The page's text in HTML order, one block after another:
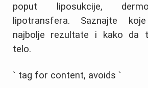
poput liposukcije,
lipotransfera. Saznajte
najbolje rezultate i kako da
telo.
` tag for content, avoids `